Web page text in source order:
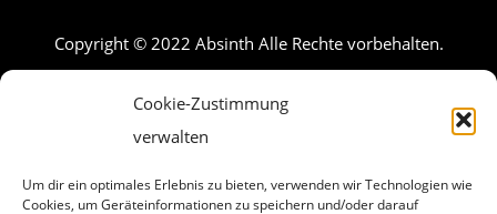
Cookie-Zustimmung
verwalten
Um dir ein optimales Erlebnis zu bieten, verwenden wir Technologien wie
Cookies, um Geräteinformationen zu speichern und/oder darauf
Copyright © 2022 Absinth Alle Rechte vorbehalten.